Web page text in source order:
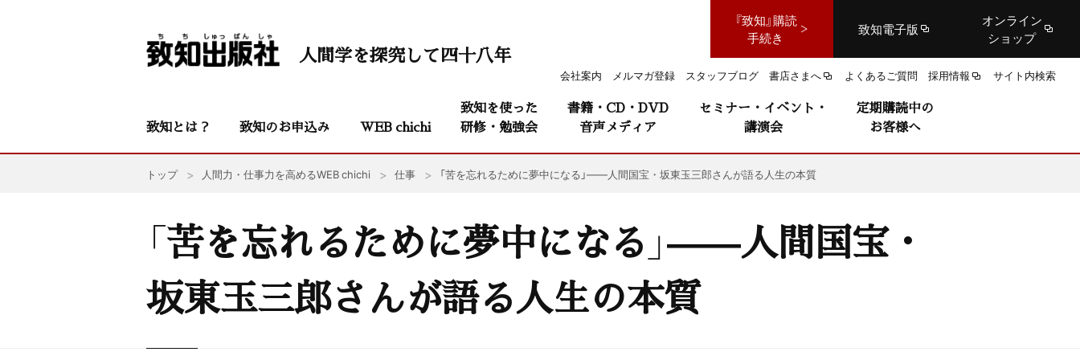
『致知』購読
手続き
致知電子版
オンライン
ショップ
会社案内 メルマガ登録 スタッフブログ 書店さまへ よくあるご質問 採用情報 サイト内検索
人間学を探究して四十八年
致知とは？ 致知のお申込み WEB chichi
致知を使った
研修・勉強会
書籍・CD・DVD
音声メディア
セミナー・イベント・
講演会
定期購読中の
お客様へ
トップ 人間力・仕事力を高めるWEB chichi 仕事 「苦を忘れるために夢中になる」——人間国宝・坂東玉三郎さんが語る人生の本質
「苦を忘れるために夢中になる」——人間国宝・
坂東玉三郎さんが語る人生の本質